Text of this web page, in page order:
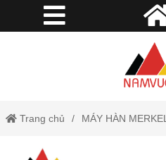
Trang chủ MÁY HÀN MERKEL
Inverter